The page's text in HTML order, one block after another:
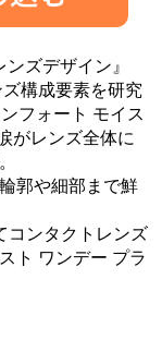
ズデザイン』
構成要素を研究
フォート モイス
がレンズ全体に
郭や細部まで鮮
コンタクトレンズ
ト ワンデー プラ